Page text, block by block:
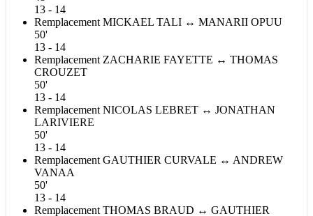
13 - 14
Remplacement MICKAEL TALI ↔ MANARII OPUU
50'
13 - 14
Remplacement ZACHARIE FAYETTE ↔ THOMAS
CROUZET
50'
13 - 14
Remplacement NICOLAS LEBRET ↔ JONATHAN
LARIVIERE
50'
13 - 14
Remplacement GAUTHIER CURVALE ↔ ANDREW
VANAA
50'
13 - 14
Remplacement THOMAS BRAUD ↔ GAUTHIER